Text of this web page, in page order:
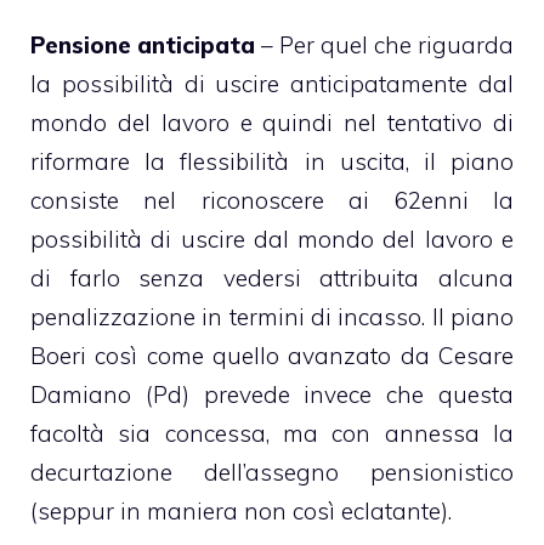
Pensione anticipata – Per quel che riguarda
la possibilità di uscire anticipatamente dal
mondo del lavoro e quindi nel tentativo di
riformare la flessibilità in uscita, il piano
consiste nel riconoscere ai 62enni la
possibilità di uscire dal mondo del lavoro e
di farlo senza vedersi attribuita alcuna
penalizzazione in termini di incasso. Il piano
Boeri così come quello avanzato da Cesare
Damiano (Pd) prevede invece che questa
facoltà sia concessa, ma con annessa la
decurtazione dell’assegno pensionistico
(seppur in maniera non così eclatante).